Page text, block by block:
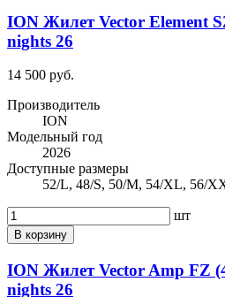
ION Жилет Vector Element
nights 26
14 500 руб.
Производитель
ION
Модельный год
2026
Доступные размеры
52/L, 48/S, 50/M, 54/XL, 56/
шт
В корзину
ION Жилет Vector Amp FZ
nights 26